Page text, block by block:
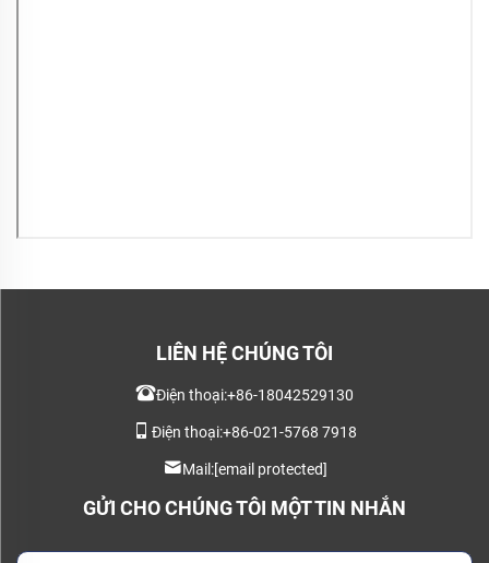
LIÊN HỆ CHÚNG TÔI
Điện thoại:+86-18042529130
Điện thoại:+86-021-5768 7918
Mail:[email protected]
GỬI CHO CHÚNG TÔI MỘT TIN NHẮN